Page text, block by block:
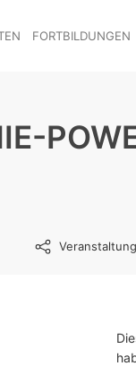
FORTBILDUNGEN